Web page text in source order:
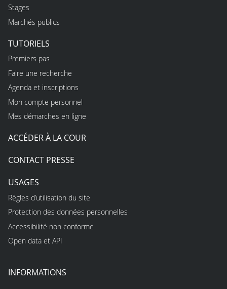
Stages
Marchés publics
TUTORIELS
Premiers pas
Faire une recherche
Agenda et inscriptions
Mon compte personnel
Mes démarches en ligne
ACCÉDER À LA COUR
CONTACT PRESSE
USAGES
Règles d’utilisation du site
Protection des données personnelles
Accessibilité non conforme
Open data et API
INFORMATIONS